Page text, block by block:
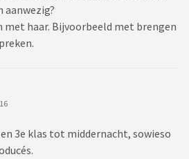
aanwezig?
met haar. Bijvoorbeeld met brengen
3e klas tot middernacht, sowieso